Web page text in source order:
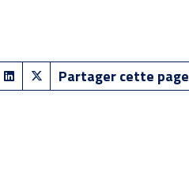
Partager cette page